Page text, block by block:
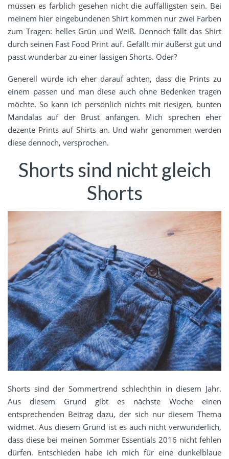
müssen es farblich gesehen nicht die auffälligsten sein. Bei
meinem hier eingebundenen Shirt kommen nur zwei Farben
zum Tragen: helles Grün und Weiß. Dennoch fällt das Shirt
durch seinen Fast Food Print auf. Gefällt mir äußerst gut und
passt wunderbar zu einer lässigen Shorts. Oder?
Generell würde ich eher darauf achten, dass die Prints zu
einem passen und man diese auch ohne Bedenken tragen
möchte. So kann ich persönlich nichts mit riesigen, bunten
Mandalas auf der Brust anfangen. Mich sprechen eher
dezente Prints auf Shirts an. Und wahr genommen werden
diese dennoch, versprochen.
Shorts sind nicht gleich
Shorts
Shorts sind der Sommertrend schlechthin in diesem Jahr.
Aus diesem Grund gibt es nächste Woche einen
entsprechenden Beitrag dazu, der sich nur diesem Thema
widmet. Aus diesem Grund ist es auch nicht verwunderlich,
dass diese bei meinen Sommer Essentials 2016 nicht fehlen
dürfen. Entschieden habe ich mich für eine dunkelblaue